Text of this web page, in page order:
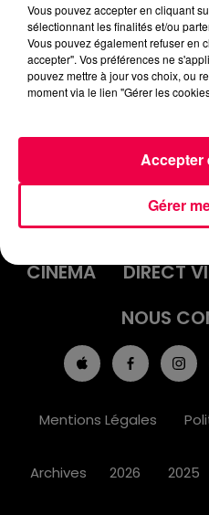
ACCUEIL
AGENDA
JEUX
CINÉMA
DIRECT
NOUS
Mentions Légales
Archives 2026 2025
Vous pouvez accepter en cliquant
sélectionnant les finalités et/ou
Vous pouvez également refuser en
accepter". Vos préférences ne
pouvez mettre à jour vos choix, ou
moment via le lien "Gérer les
Gérer
Accepter